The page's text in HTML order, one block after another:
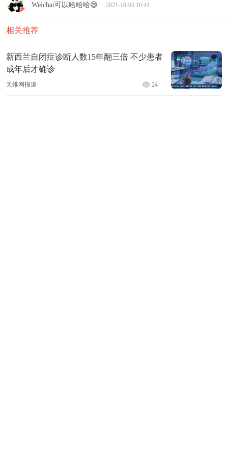
Weichat可以哈哈哈😄
2021-10-05 10:41
相关推荐
新西兰自闭症诊断人数15年翻三倍 不少患者
成年后才确诊
天维网报道 24